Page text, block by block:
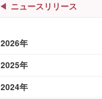
ニュースリリース
2026年
2025年
2024年